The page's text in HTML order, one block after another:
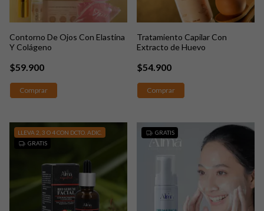
Contorno De Ojos Con Elastina
Y Colágeno
$59.900
Tratamiento Capilar Con
Extracto de Huevo
$54.900
LLEVA 2, 3 O 4 CON DCTO. ADIC.
GRATIS
GRATIS